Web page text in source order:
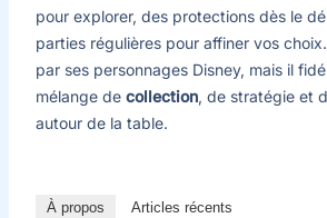
pour explorer, des protections dès le
parties régulières pour affiner vos
par ses personnages Disney, mais il
mélange de collection, de stratégie et
autour de la table.
À propos Articles récents